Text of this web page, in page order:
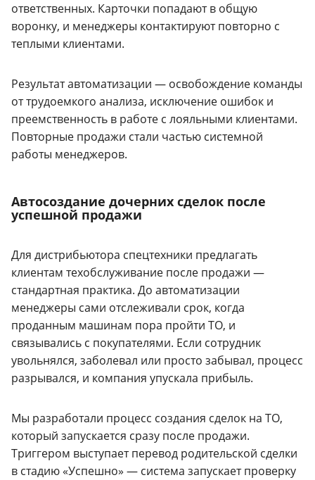
ответственных. Карточки попадают в общую
воронку, и менеджеры контактируют повторно с
теплыми клиентами.
Результат автоматизации — освобождение команды
от трудоемкого анализа, исключение ошибок и
преемственность в работе с лояльными клиентами.
Повторные продажи стали частью системной
работы менеджеров.
Автосоздание дочерних сделок после
успешной продажи
Для дистрибьютора спецтехники предлагать
клиентам техобслуживание после продажи —
стандартная практика. До автоматизации
менеджеры сами отслеживали срок, когда
проданным машинам пора пройти ТО, и
связывались с покупателями. Если сотрудник
увольнялся, заболевал или просто забывал, процесс
разрывался, и компания упускала прибыль.
Мы разработали процесс создания сделок на ТО,
который запускается сразу после продажи.
Триггером выступает перевод родительской сделки
в стадию «Успешно» — система запускает проверку